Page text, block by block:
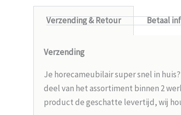
Verzending & Retour Betaal
Verzending
Je horecameubilair super snel in
deel van het assortiment binnen 2
product de geschatte levertijd, wij